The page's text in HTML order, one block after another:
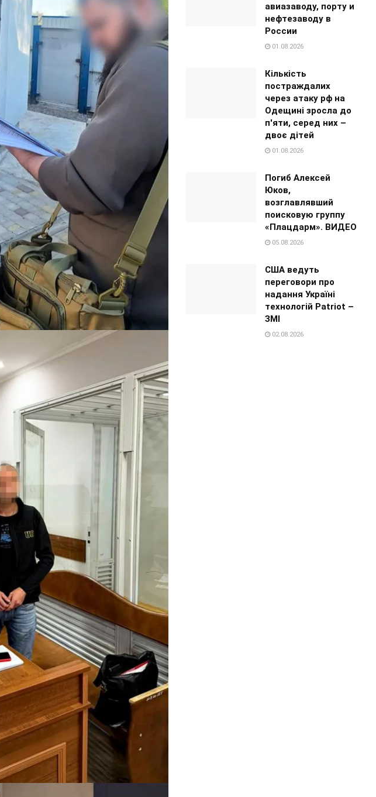
авиазаводу, порту и
нефтезаводу в
России
01.08.2026
Кількість
постраждалих
через атаку рф на
Одещині зросла до
п'яти, серед них –
двоє дітей
01.08.2026
Погиб Алексей
Юков,
возглавлявший
поисковую группу
«Плацдарм». ВИДЕО
05.08.2026
США ведуть
переговори про
надання Україні
технологій Patriot –
ЗМІ
02.08.2026